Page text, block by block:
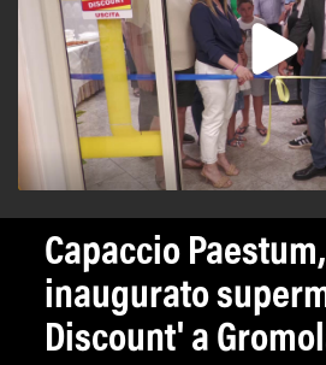
Capaccio Paestum,
inaugurato
Discount' a